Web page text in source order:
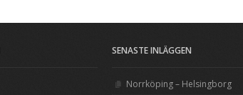
SENASTE INLÄGGEN
Norrköping – Helsingborg